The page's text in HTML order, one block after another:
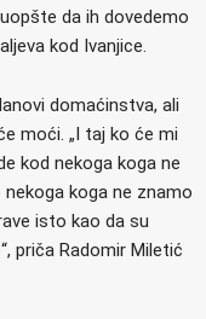
da ih dovedemo
kod Ivanjice.
domaćinstva, ali
moći. „I taj ko će mi
kod nekoga koga ne
koga ne znamo
isto kao da su
priča Radomir Miletić